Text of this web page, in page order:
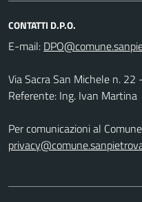
CONTATTI D.P.O.
E-mail:
Via Sacra San Michele n.
Referente: Ing. Ivan Martina
Per comunicazioni al